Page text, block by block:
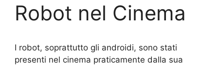
Robot nel Cinema
I robot, soprattutto gli androidi, sono stati
presenti nel cinema praticamente dalla sua